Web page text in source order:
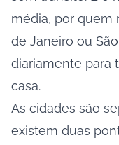
média, por quem
de Janeiro ou
diariamente para
casa.
As cidades são
existem duas